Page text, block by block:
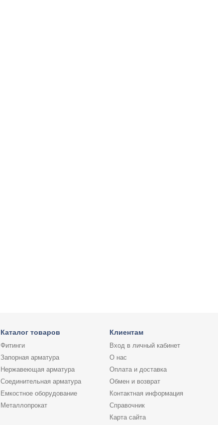
Каталог товаров
Фитинги
Запорная арматура
Нержавеющая арматура
Соединительная арматура
Емкостное оборудование
Металлопрокат
Клиентам
Вход в личный кабинет
О нас
Оплата и доставка
Обмен и возврат
Контактная информация
Справочник
Карта сайта